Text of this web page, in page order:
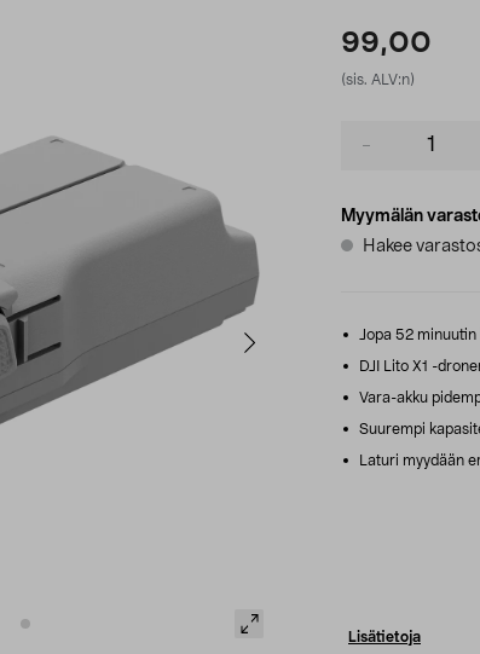
99,00
(sis. ALV:n)
Myymälän
Hakee
Jopa 52
DJI Lito X1 -
Vara-akku
Suurempi
Laturi myydään
Lisätietoja